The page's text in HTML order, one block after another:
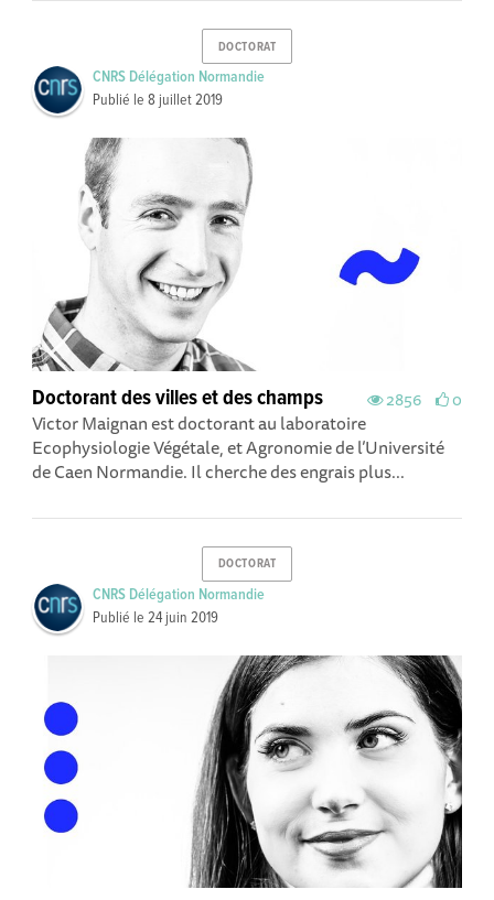
DOCTORAT
CNRS Délégation Normandie
Publié le 8 juillet 2019
2856 0
Doctorant des villes et des champs
Victor Maignan est doctorant au laboratoire
Ecophysiologie Végétale, et Agronomie de l’Université
de Caen Normandie. Il cherche des engrais plus...
DOCTORAT
CNRS Délégation Normandie
Publié le 24 juin 2019